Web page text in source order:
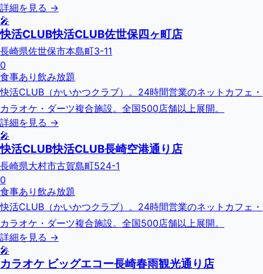
詳細を見る →
🎤
快活CLUB快活CLUB佐世保四ヶ町店
長崎県佐世保市本島町3-11
0
食事あり 飲み放題
快活CLUB（かいかつクラブ）。24時間営業のネットカフェ・
カラオケ・ダーツ複合施設。全国500店舗以上展開。
詳細を見る →
🎤
快活CLUB快活CLUB長崎空港通り店
長崎県大村市古賀島町524-1
0
食事あり 飲み放題
快活CLUB（かいかつクラブ）。24時間営業のネットカフェ・
カラオケ・ダーツ複合施設。全国500店舗以上展開。
詳細を見る →
🎤
カラオケ ビッグエコー長崎春雨観光通り店